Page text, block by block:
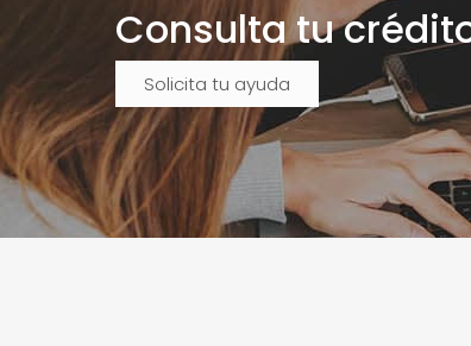
Consulta tu
Solicita tu ayuda